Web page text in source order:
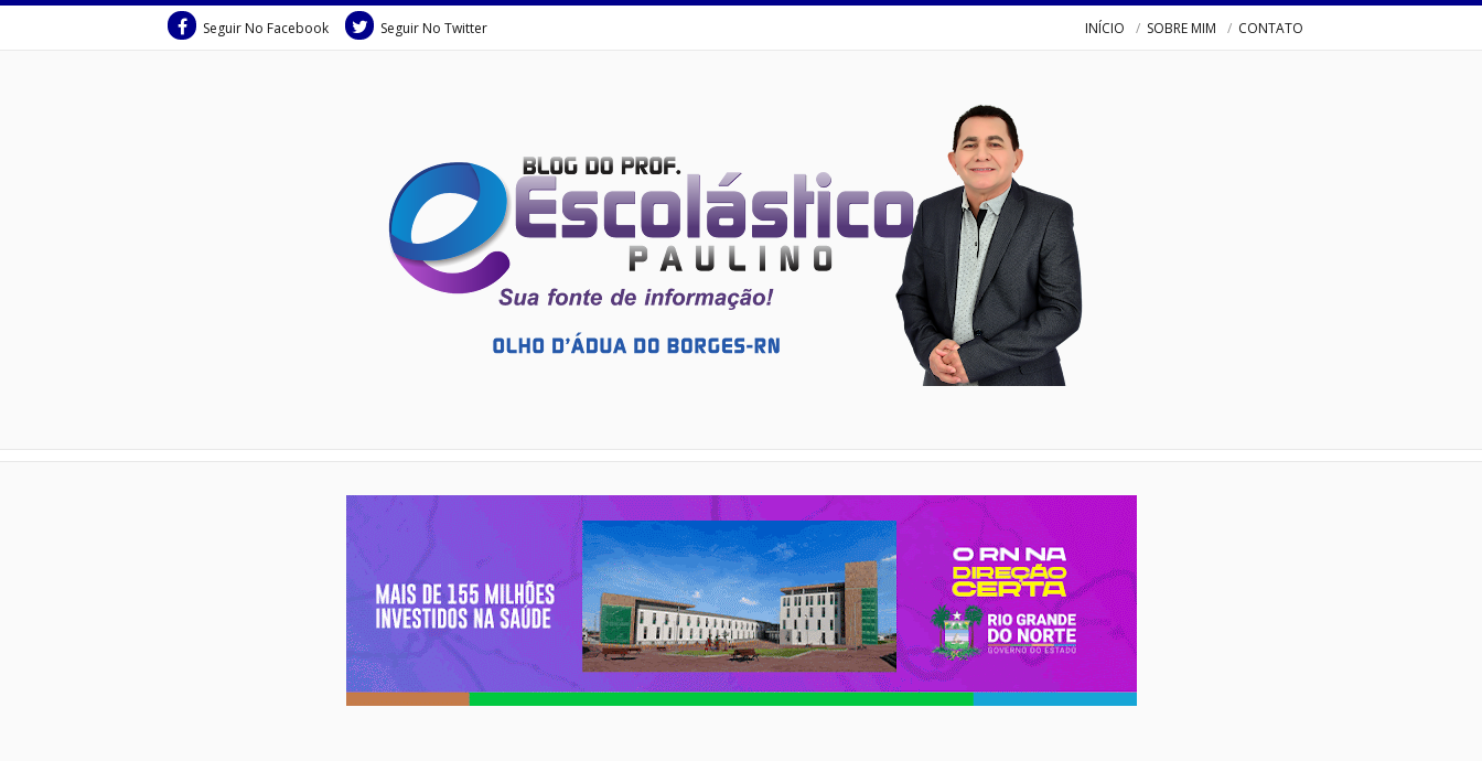
Seguir No Facebook Seguir No Twitter INÍCIO SOBRE MIM CONTATO